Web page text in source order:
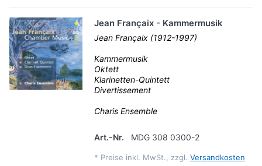
Jean Françaix - Kammermusik
Jean Françaix (1912-1997)
Kammermusik
Oktett
Klarinetten-Quintett
Divertissement
Charis Ensemble
Art.-Nr. MDG 308 0300-2
* Preise inkl. MwSt., zzgl. Versandkosten